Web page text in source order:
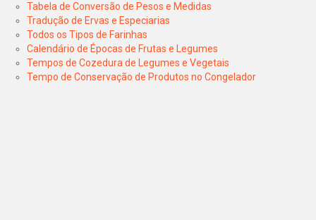
Tabela de Conversão de Pesos e Medidas
Tradução de Ervas e Especiarias
Todos os Tipos de Farinhas
Calendário de Épocas de Frutas e Legumes
Tempos de Cozedura de Legumes e Vegetais
Tempo de Conservação de Produtos no Congelador